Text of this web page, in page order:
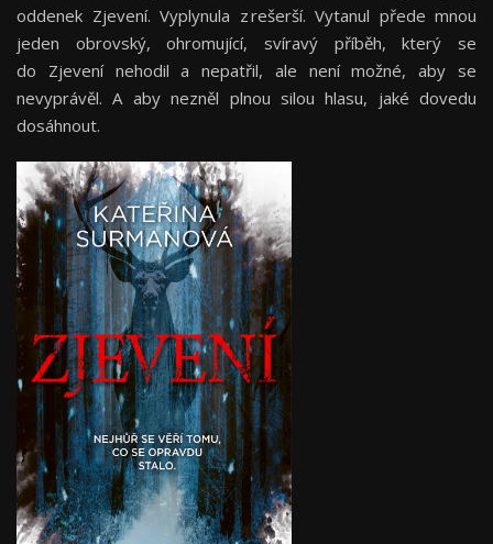
oddenek Zjevení. Vyplynula z rešerší. Vytanul přede mnou
jeden obrovský, ohromující, svíravý příběh, který se
do Zjevení nehodil a nepatřil, ale není možné, aby se
nevyprávěl. A aby nezněl plnou silou hlasu, jaké dovedu
dosáhnout.